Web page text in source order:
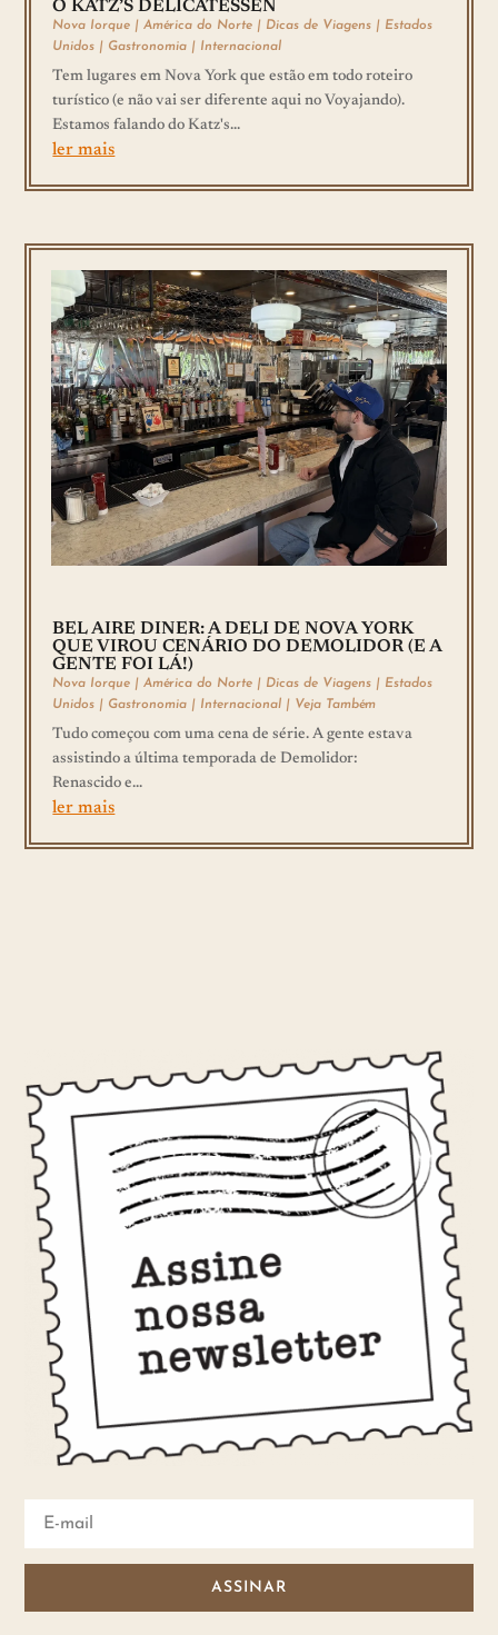
O KATZ’S DELICATESSEN
Nova Iorque |América do Norte | Dicas de Viagens | Estados
Unidos | Gastronomia | Internacional
Tem lugares em Nova York que estão em todo roteiro
turístico (e não vai ser diferente aqui no Voyajando).
Estamos falando do Katz's...
ler mais
BEL AIRE DINER: A DELI DE NOVA YORK
QUE VIROU CENÁRIO DO DEMOLIDOR (E A
GENTE FOI LÁ!)
Nova Iorque |América do Norte | Dicas de Viagens | Estados
Unidos | Gastronomia | Internacional | Veja Também
Tudo começou com uma cena de série. A gente estava
assistindo a última temporada de Demolidor:
Renascido e...
ler mais
ASSINAR